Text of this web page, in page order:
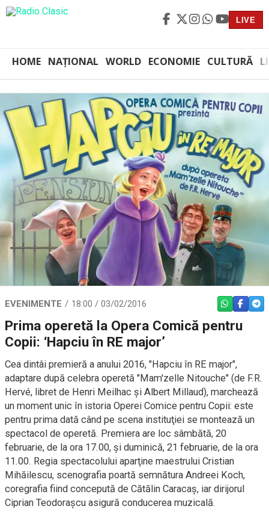
LIVE
HOME NAȚIONAL WORLD ECONOMIE CULTURĂ
EVENIMENTE 18:00 / 03/02/2016 WHATSAPP
Prima operetă la Opera Comică pentru
Copii: ‘Hapciu în RE major’
Cea dintâi premieră a anului 2016, "Hapciu în RE major",
adaptare după celebra operetă "Mam'zelle Nitouche" (de F.R.
Hervé, libret de Henri Meilhac şi Albert Millaud), marchează
un moment unic în istoria Operei Comice pentru Copii: este
pentru prima dată când pe scena instituţiei se montează un
spectacol de operetă. Premiera are loc sâmbătă, 20
februarie, de la ora 17.00, şi duminică, 21 februarie, de la ora
11.00. Regia spectacolului aparţine maestrului Cristian
Mihăilescu, scenografia poartă semnătura Andreei Koch,
coregrafia fiind concepută de Cătălin Caracaş, iar dirijorul
Ciprian Teodoraşcu asigură conducerea muzicală.